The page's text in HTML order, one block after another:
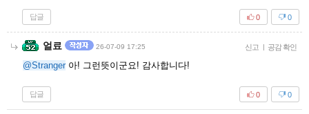
답글 0
0
얼료 26-07-09 17:25 신고 | 공감 확인
@Stranger아! 그런뜻이군요! 감사합니다!
답글 0
0